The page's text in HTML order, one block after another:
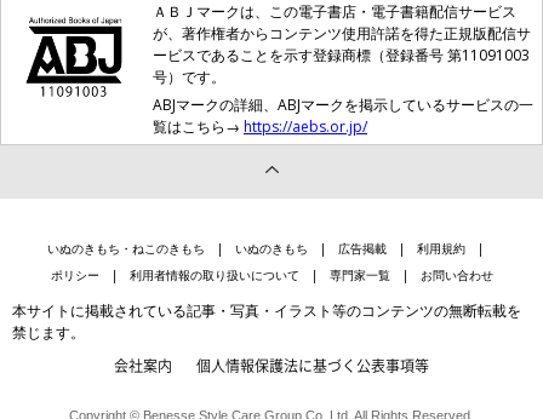
ＡＢＪマークは、この電子書店・電子書籍配信サービス
が、著作権者からコンテンツ使用許諾を得た正規版配信サ
ービスであることを示す登録商標（登録番号 第11091003
号）です。
ABJマークの詳細、ABJマークを掲示しているサービスの一
覧はこちら→ https://aebs.or.jp/
いぬのきもち・ねこのきもち いぬのきもち 広告掲載
利用規約
ポリシー
利用者情報の取り扱いについて 専門家一覧 お問い合わせ
本サイトに掲載されている記事・写真・イラスト等のコンテンツの無断転載を
禁じます。
会社案内 個人情報保護法に基づく公表事項等
Copyright © Benesse Style Care Group Co.,Ltd. All Rights Reserved.